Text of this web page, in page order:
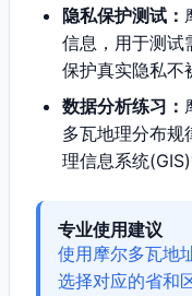
隐私保护测试：
信息，用于测试
保护真实隐私不
数据分析练习：
多瓦地理分布规
理信息系统(GIS)
专业使用建议
使用摩尔多瓦地
选择对应的省和